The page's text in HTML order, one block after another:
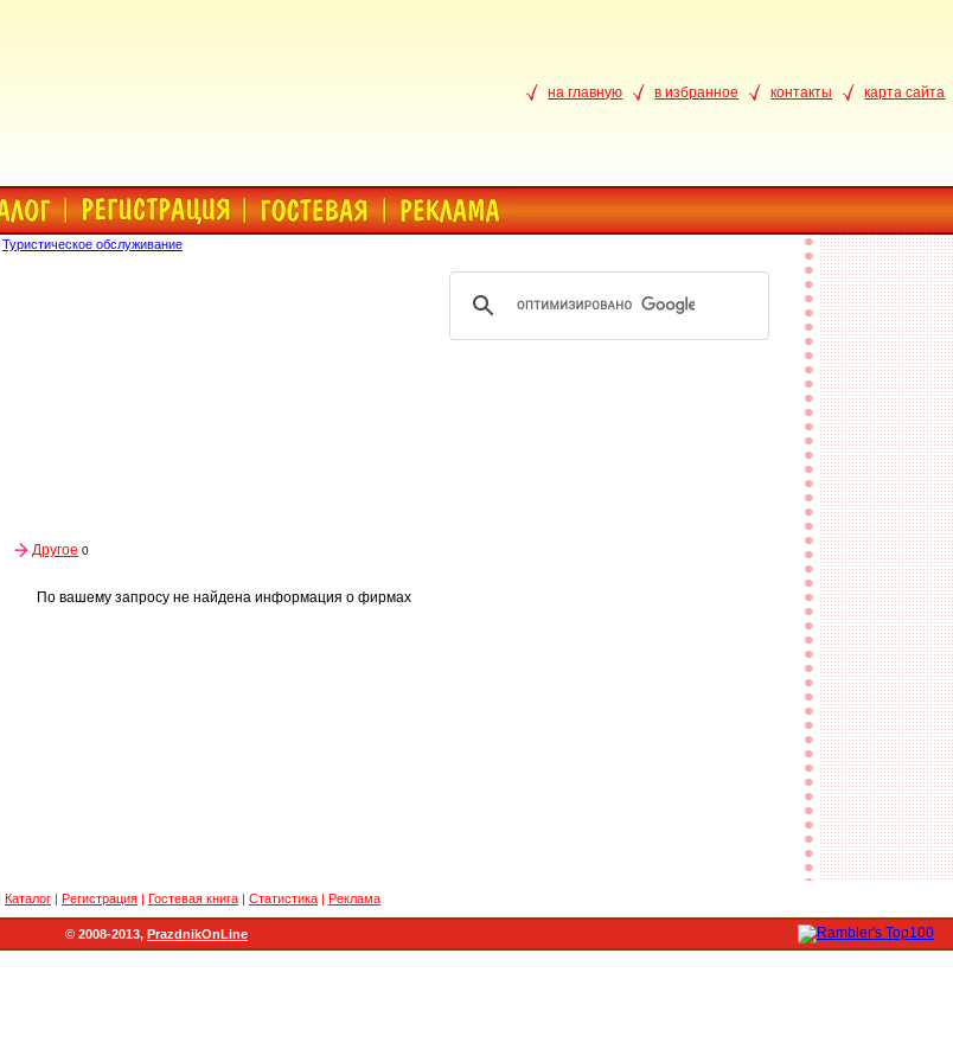
на главную в избранное контакты карта сайта
Туристическое обслуживание
Другое 0
По вашему запросу не найдена информация о фирмах
Каталог Регистрация Гостевая книга Статистика Реклама
© 2008-2013, PrazdnikOnLine